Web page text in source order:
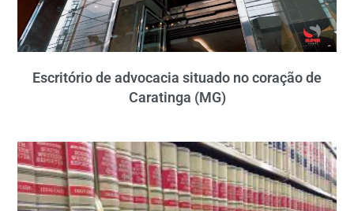
Escritório de advocacia situado no coração de
Caratinga (MG)